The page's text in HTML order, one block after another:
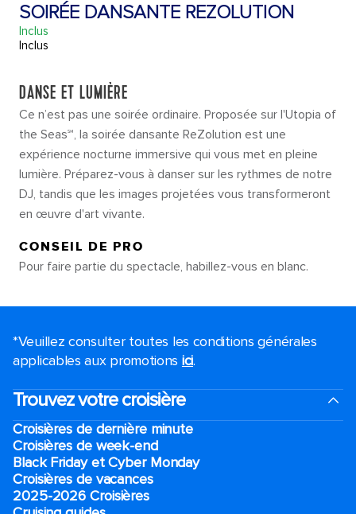
SOIRÉE DANSANTE REZOLUTION
Inclus
Inclus
DANSE ET LUMIÈRE
Ce n’est pas une soirée ordinaire. Proposée sur l'Utopia of
the Seas℠, la soirée dansante ReZolution est une
expérience nocturne immersive qui vous met en pleine
lumière. Préparez-vous à danser sur les rythmes de notre
DJ, tandis que les images projetées vous transformeront
en œuvre d'art vivante.
CONSEIL DE PRO
Pour faire partie du spectacle, habillez-vous en blanc.
*Veuillez consulter toutes les conditions générales
applicables aux promotions ici.
Trouvez votre croisière
Croisières de dernière minute
Croisières de week-end
Black Friday et Cyber Monday
Croisières de vacances
2025-2026 Croisières